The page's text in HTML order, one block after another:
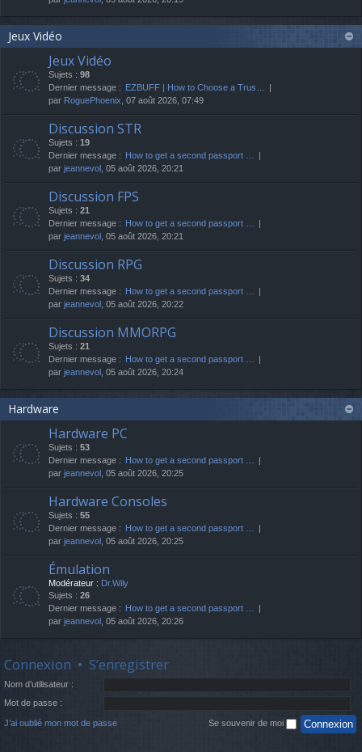
Jeux Vidéo
Jeux Vidéo
Sujets : 98
Dernier message : EZBUFF | How to Choose a Trus…
par RoguePhoenix , 07 août 2026, 07:49
Discussion STR
Sujets : 19
Dernier message : How to get a second passport …
par jeannevol , 05 août 2026, 20:21
Discussion FPS
Sujets : 21
Dernier message : How to get a second passport …
par jeannevol , 05 août 2026, 20:21
Discussion RPG
Sujets : 34
Dernier message : How to get a second passport …
par jeannevol , 05 août 2026, 20:22
Discussion MMORPG
Sujets : 21
Dernier message : How to get a second passport …
par jeannevol , 05 août 2026, 20:24
Hardware
Hardware PC
Sujets : 53
Dernier message : How to get a second passport …
par jeannevol , 05 août 2026, 20:25
Hardware Consoles
Sujets : 55
Dernier message : How to get a second passport …
par jeannevol , 05 août 2026, 20:25
Émulation
Modérateur : Dr.Wily
Sujets : 26
Dernier message : How to get a second passport …
par jeannevol , 05 août 2026, 20:26
Connexion • S’enregistrer
Nom d’utilisateur :
Mot de passe :
J’ai oublié mon mot de passe Se souvenir de moi